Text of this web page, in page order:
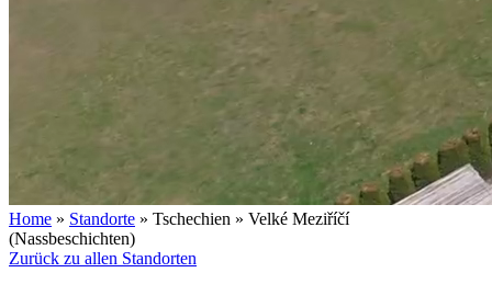
Home » Standorte » Tschechien » Velké Meziříčí
(Nassbeschichten)
Zurück zu allen Standorten